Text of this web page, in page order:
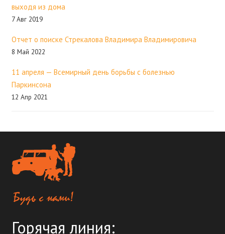
выходя из дома
7 Авг 2019
Отчет о поиске Стрекалова Владимира Владимировича
8 Май 2022
11 апреля — Всемирный день борьбы с болезнью
Паркинсона
12 Апр 2021
Горячая линия: